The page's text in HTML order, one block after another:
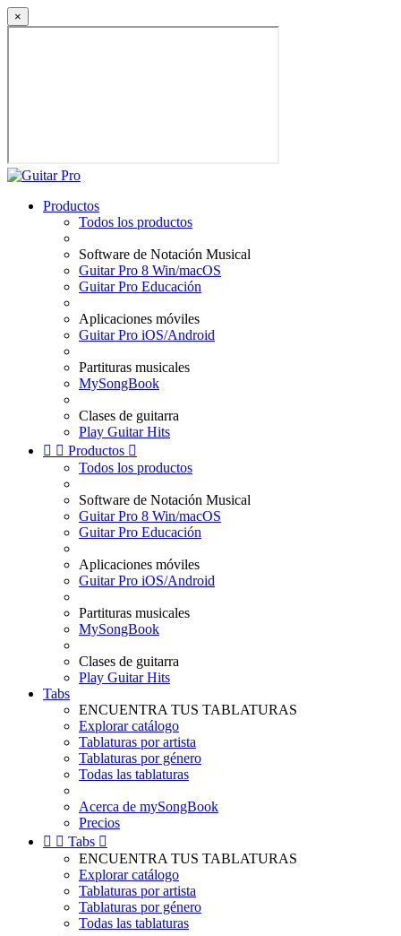
×
Productos
Todos los productos
Software de Notación Musical
Guitar Pro 8 Win/macOS
Guitar Pro Educación
Aplicaciones móviles
Guitar Pro iOS/Android
Partituras musicales
MySongBook
Clases de guitarra
Play Guitar Hits
  Productos 
Todos los productos
Software de Notación Musical
Guitar Pro 8 Win/macOS
Guitar Pro Educación
Aplicaciones móviles
Guitar Pro iOS/Android
Partituras musicales
MySongBook
Clases de guitarra
Play Guitar Hits
Tabs
ENCUENTRA TUS TABLATURAS
Explorar catálogo
Tablaturas por artista
Tablaturas por género
Todas las tablaturas
Acerca de mySongBook
Precios
  Tabs 
ENCUENTRA TUS TABLATURAS
Explorar catálogo
Tablaturas por artista
Tablaturas por género
Todas las tablaturas